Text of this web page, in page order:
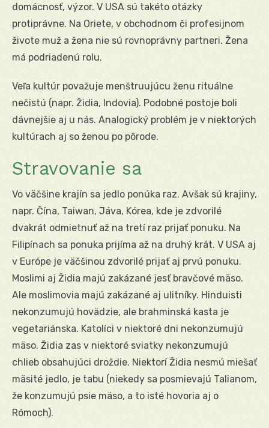
domácnosť, výzor. V USA sú takéto otázky
protiprávne. Na Oriete, v obchodnom či profesijnom
živote muž a žena nie sú rovnoprávny partneri. Žena
má podriadenú rolu.
Veľa kultúr považuje menštruujúcu ženu rituálne
nečistú (napr. Židia, Indovia). Podobné postoje boli
dávnejšie aj u nás. Analogický problém je v niektorých
kultúrach aj so ženou po pôrode.
Stravovanie sa
Vo väčšine krajín sa jedlo ponúka raz. Avšak sú krajiny,
napr. Čína, Taiwan, Jáva, Kórea, kde je zdvorilé
dvakrát odmietnuť až na tretí raz prijať ponuku. Na
Filipínach sa ponuka prijíma až na druhý krát. V USA aj
v Európe je väčšinou zdvorilé prijať aj prvú ponuku.
Moslimi aj Židia majú zakázané jesť bravčové mäso.
Ale moslimovia majú zakázané aj ulitníky. Hinduisti
nekonzumujú hovädzie, ale brahminská kasta je
vegetariánska. Katolíci v niektoré dni nekonzumujú
mäso. Židia zas v niektoré sviatky nekonzumujú
chlieb obsahujúci droždie. Niektorí Židia nesmú miešať
mäsité jedlo, je tabu (niekedy sa posmievajú Talianom,
že konzumujú psie mäso, a to isté hovoria aj o
Rómoch).